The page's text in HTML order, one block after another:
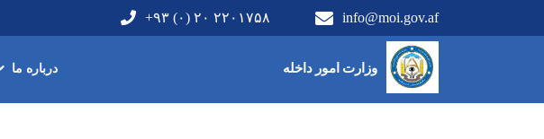
info@moi.gov.af +۹۳ (۰) ۲۰ ۲۲۰۱۷۵۸
وزارت امور داخله
Main Menu
درباره ما